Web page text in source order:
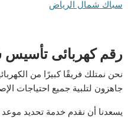
سباك شمال الرياض
رقم كهربائى
نحن نمتلك فريقًا كبيرًا من
جاهزون لتلبية جميع احتياجات
يسعدنا أن نقدم خدمة تحديد